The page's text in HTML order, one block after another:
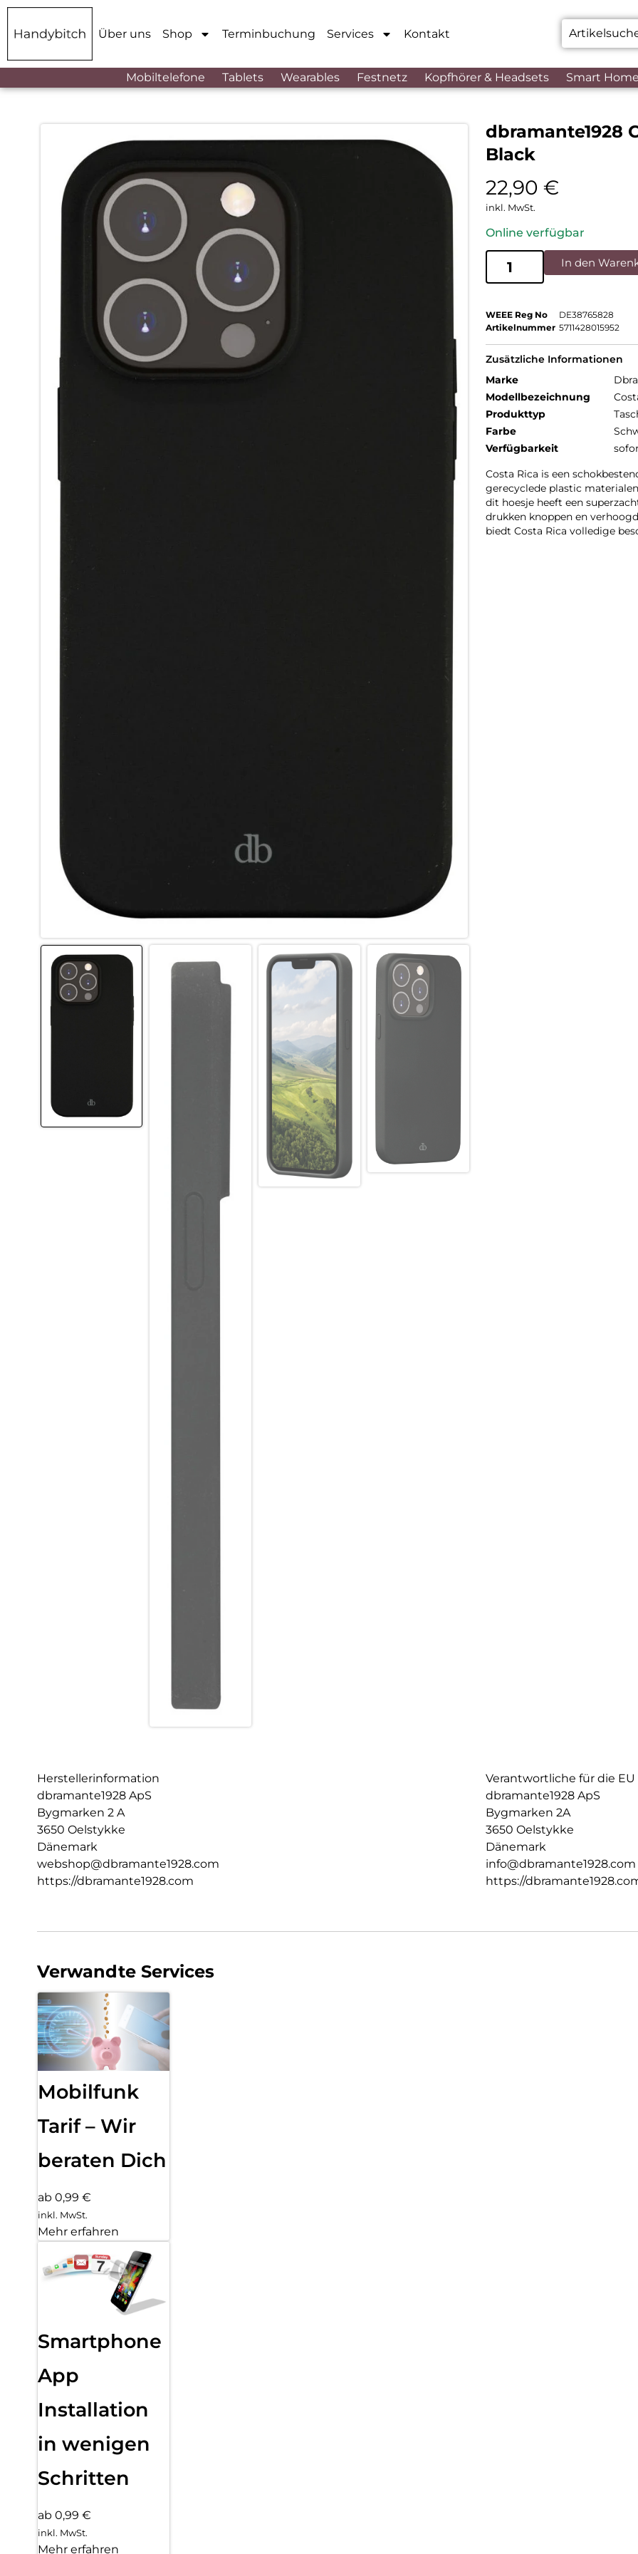
Über uns Shop Terminbuchung Services Kontakt
Mobiltelefone Tablets Wearables Festnetz Kopfhörer & Headsets Smart
dbramante1928
Black
22,90 €
inkl. MwSt.
Online verfügbar
In den
WEEE Reg No
DE38765828
Artikelnummer 5711428015952
Zusätzliche Informationen
Marke
Modellbezeichnung
Produkttyp
Farbe
Verfügbarkeit
Costa Rica is een
gerecyclede plastic
dit hoesje heeft een
drukken knoppen en
biedt Costa Rica volledige
Herstellerinformation
dbramante1928 ApS
Bygmarken 2 A
3650 Oelstykke
Dänemark
webshop@dbramante1928.com
https://dbramante1928.com
Verantwortliche für die EU
dbramante1928 ApS
Bygmarken 2A
3650 Oelstykke
Dänemark
info@dbramante1928.com
https://
Verwandte Services
Mobilfunk
Tarif – Wir
beraten Dich
ab 0,99 €
inkl. MwSt.
Mehr erfahren
Smartphone
App
Installation
in wenigen
Schritten
ab 0,99 €
inkl. MwSt.
Mehr erfahren